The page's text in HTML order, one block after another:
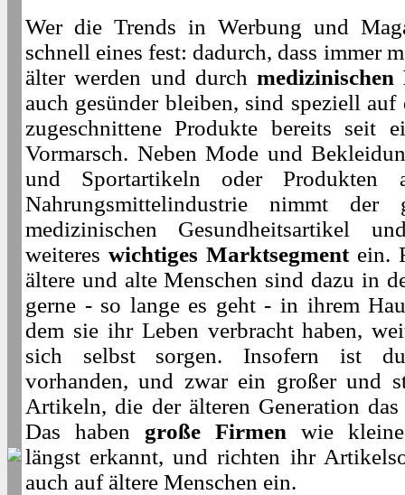
Wer die Trends in Werbung und
schnell eines fest: dadurch, dass immer
älter werden und durch
auch gesünder bleiben, sind speziell auf
zugeschnittene Produkte bereits seit
Vormarsch. Neben Mode und
und Sportartikeln oder Produkten
Nahrungsmittelindustrie nimmt der
medizinischen Gesundheitsartikel
weiteres wichtiges Marktsegmentein.
ältere und alte Menschen sind dazu in
gerne - so lange es geht - in ihrem
dem sie ihr Leben verbracht haben,
sich selbst sorgen. Insofern ist
vorhanden, und zwar ein großer und
Artikeln, die der älteren Generation
Das haben große Firmen wie kleine
längst erkannt, und richten ihr
auch auf ältere Menschen ein.